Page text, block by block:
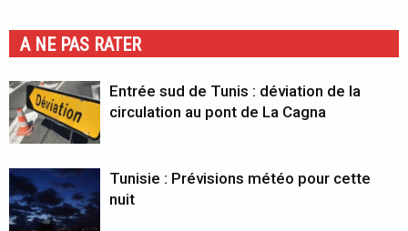
A NE PAS RATER
Entrée sud de Tunis : déviation de la
circulation au pont de La Cagna
Tunisie : Prévisions météo pour cette
nuit